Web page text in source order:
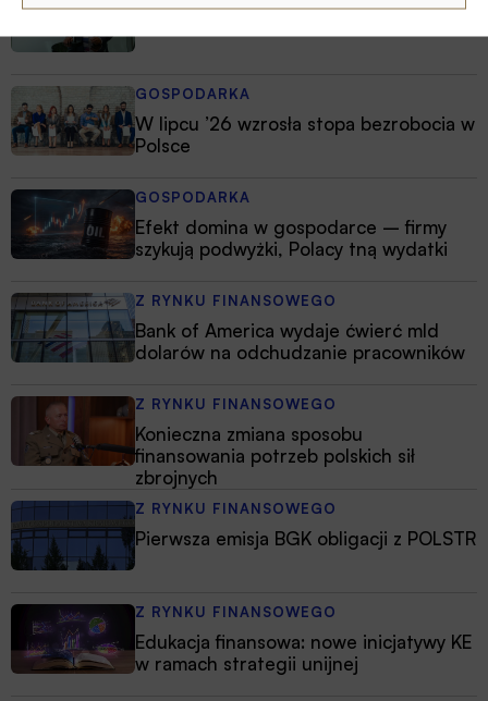
GOSPODARKA
W lipcu ’26 wzrosła stopa bezrobocia w
Polsce
GOSPODARKA
Efekt domina w gospodarce – firmy
szykują podwyżki, Polacy tną wydatki
Z RYNKU FINANSOWEGO
Bank of America wydaje ćwierć mld
dolarów na odchudzanie pracowników
Z RYNKU FINANSOWEGO
Konieczna zmiana sposobu
finansowania potrzeb polskich sił
zbrojnych
Z RYNKU FINANSOWEGO
Pierwsza emisja BGK obligacji z POLSTR
Z RYNKU FINANSOWEGO
Edukacja finansowa: nowe inicjatywy KE
w ramach strategii unijnej